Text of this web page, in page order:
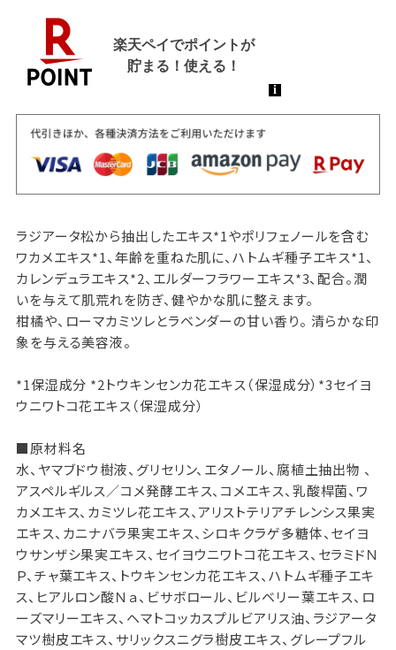
ラジアータ松から抽出したエキス*1やポリフェノールを含む
ワカメエキス*1、年齢を重ねた肌に、ハトムギ種子エキス*1、
カレンデュラエキス*2、エルダーフラワーエキス*3、配合。潤
いを与えて肌荒れを防ぎ、健やかな肌に整えます。
柑橘や、ローマカミツレとラベンダーの甘い香り。 清らかな印
象を与える美容液。
*1保湿成分 *2トウキンセンカ花エキス（保湿成分）*3セイヨ
ウニワトコ花エキス（保湿成分）
■原材料名
水、ヤマブドウ樹液、グリセリン、エタノール、腐植土抽出物 、
アスペルギルス／コメ発酵エキス、コメエキス、乳酸桿菌、ワ
カメエキス、カミツレ花エキス、アリストテリアチレンシス果実
エキス、カニナバラ果実エキス、シロキクラゲ多糖体、セイヨ
ウサンザシ果実エキス、セイヨウニワトコ花エキス、セラミドＮ
Ｐ、チャ葉エキス、トウキンセンカ花エキス、ハトムギ種子エキ
ス、ヒアルロン酸Ｎａ、ビサボロール、ビルベリー葉エキス、ロ
ーズマリーエキス、ヘマトコッカスプルビアリス油、ラジアータ
マツ樹皮エキス、サリックスニグラ樹皮エキス、グレープフル